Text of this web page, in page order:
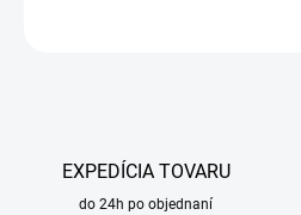
EXPEDÍCIA TOVARU
do 24h po objednaní